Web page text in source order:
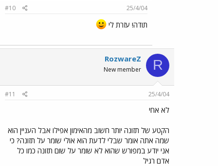
25/4/04
#10
תודה! עזרת לי
R
RozwareZ
New member
25/4/04
#11
לא אחי
הקטע של תזונה יותר חשוב מהאימון אפילו אבל העניין הוא
שמה אתה אומר שבלי לדעת הוא אולי שומר על תזונה? כי
אני יודע במפורש שהוא לא שומר על שום תזונה כמו כל
אדם רגיל